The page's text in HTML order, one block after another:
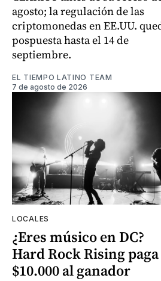
agosto; la regulación de las
criptomonedas en EE.UU.
pospuesta hasta el 14 de
septiembre.
EL TIEMPO LATINO TEAM
7 de agosto de 2026
LOCALES
¿Eres músico en DC?
Hard Rock Rising paga
$10.000 al ganador